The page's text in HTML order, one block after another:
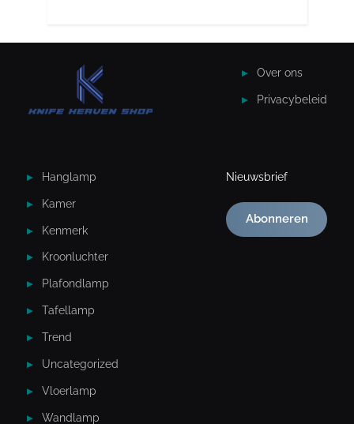
Over ons
Privacybeleid
Hanglamp
Kamer
Kenmerk
Kroonluchter
Plafondlamp
Tafellamp
Trend
Uncategorized
Vloerlamp
Wandlamp
Nieuwsbrief
Abonneren